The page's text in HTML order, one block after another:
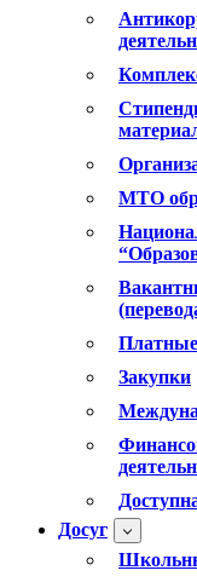
МТО
Платные
Закупки
Досуг